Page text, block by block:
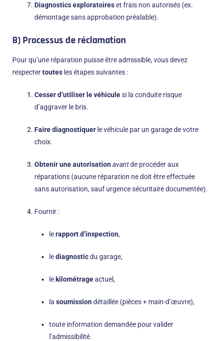
Diagnostics exploratoireset frais non autorisés (ex.
démontage sans approbation préalable).
8) Processus de réclamation
Pour qu’une réparation puisse être admissible, vous devez
respectertoutes les étapes suivantes :
Cesser d’utiliser le véhiculesi la conduite risque
d’aggraver le bris.
Faire diagnostiquer le véhicule par un garage de votre
choix.
Obtenir une autorisationavantde procéder aux
réparations (aucune réparation ne doit être effectuée
sans autorisation, sauf urgence sécuritaire documentée).
Fournir :
lerapport d’inspection,
lediagnosticdu garage,
le kilométrageactuel,
la soumissiondétaillée (pièces + main-d’œuvre),
toute information demandée pour valider
l’admissibilité.